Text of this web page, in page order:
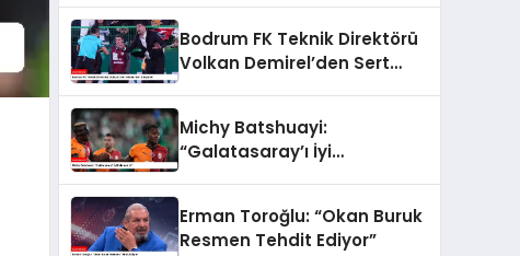
Bodrum FK Teknik Direktörü
Volkan Demirel’den Sert
Michy Batshuayi:
“Galatasaray’ı İyi
Erman Toroğlu: “Okan Buruk
Resmen Tehdit Ediyor”